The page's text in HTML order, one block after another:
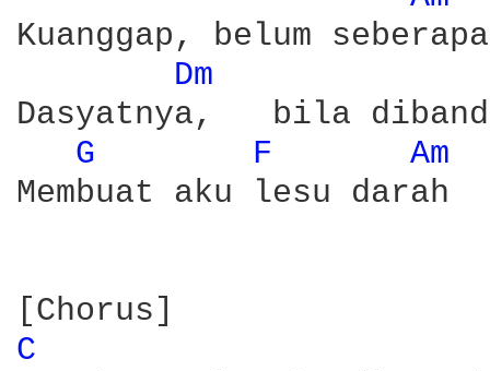
Kuanggap, belum seberapa
Dm
Dasyatnya,   bila
G
F
Am
Membuat aku lesu darah
C